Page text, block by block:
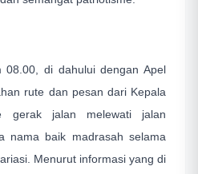
di dahului dengan Apel
rute dan pesan dari Kepala
gerak jalan melewati jalan
nama baik madrasah selama
Menurut informasi yang di